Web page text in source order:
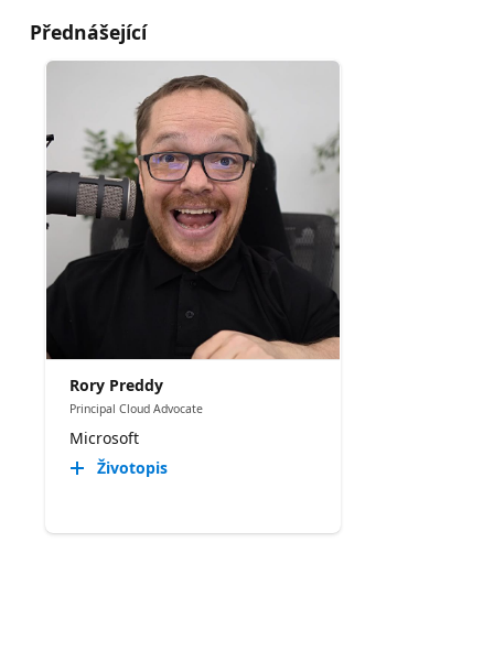
Přednášející
Rory Preddy
Principal Cloud Advocate
Microsoft
Životopis